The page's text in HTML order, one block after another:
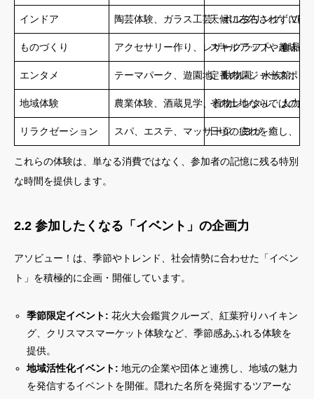
インドア 陶芸体験、ガラス工芸、ボルダリング、VR
天候に左右されずに楽
ものづくり アクセサリー作り、レザークラフト、食品サ
スキルアップや趣味の
エンタメ テーマパーク、遊園地、動物園、水族館、映
定番のレジャースポッ
地域体験 農業体験、酒蔵見学、着物レンタル、人力車
その土地ならではの文
リラクゼーション スパ、エステ、マッサージ、ヨガ
日頃の疲れを癒し、リ
これらの体験は、単なる消費ではなく、参加者の記憶に残る特別
な時間を提供します。
2.2 参加したくなる「イベント」の企画力
アソビュー！は、季節やトレンド、社会情勢に合わせた「イベン
ト」を積極的に企画・開催しています。
季節限定イベント: 花火大会鑑賞クルーズ、紅葉狩りハイキン
グ、クリスマスマーケット体験など、季節感あふれる体験を
提供。
地域活性化イベント: 地元の企業や団体と連携し、地域の魅力
を発信するイベントを開催。隠れた名所を発掘するツアーな